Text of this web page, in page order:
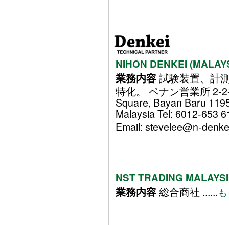
NIHON DENKEI
業務内容試験装置、計
特化。 ペナン営業所 2-
Square, Bayan Baru
Malaysia Tel: 6012-653
Email: stevelee@n-
NST TRADING
業務内容総合商社 ......